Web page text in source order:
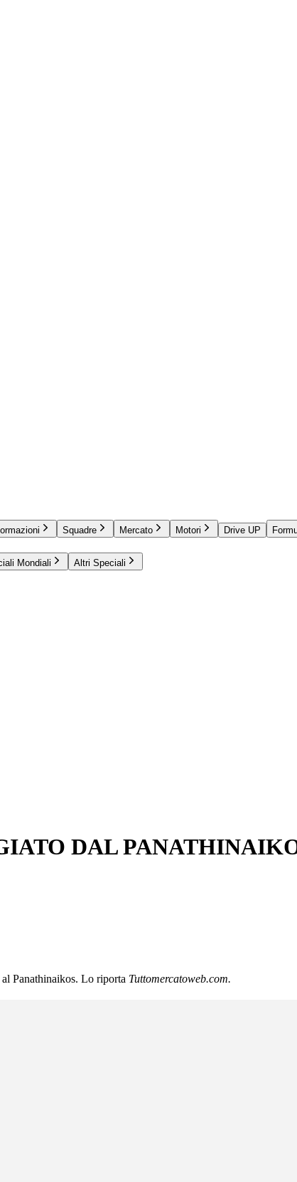
Squadre Mercato Motori Drive UP
Mondiali Altri Speciali
DAL
Panathinaikos. Lo riporta Tuttomercatoweb.com.